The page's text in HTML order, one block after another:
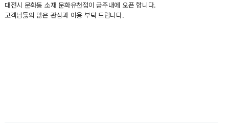
대전시 문화동 소재 문화유천점이 금주내에 오픈 합니다.
고객님듫의 많은 관심과 이용 부탁 드립니다.